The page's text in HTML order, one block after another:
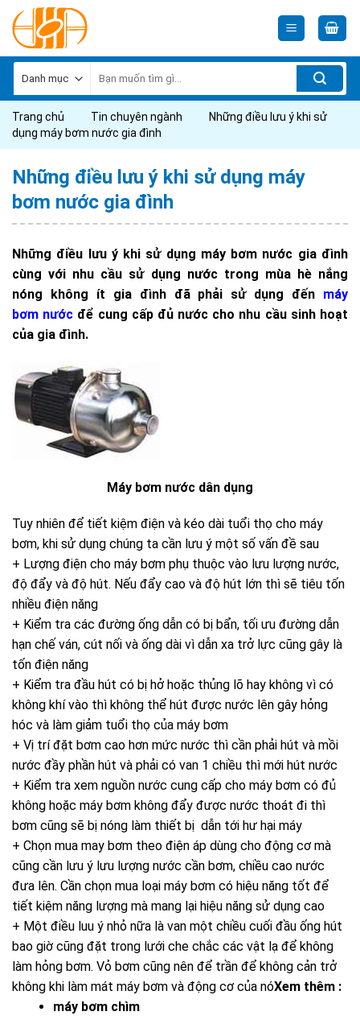
Skip
to
content
kiếm:
Trang chủ Tin chuyên ngành
Những điều lưu ý khi sử
dụng máy bơm nước gia đình
Những điều lưu ý khi sử dụng máy
bơm nước gia đình
Những điều lưu ý khi sử dụng máy bơm nước gia đình
cùng với nhu cầu sử dụng nước trong mùa hè nắng
nóng không ít gia đình đã phải sử dụng đến máy
bơm nước để cung cấp đủ nước cho nhu cầu sinh hoạt
của gia đình.
Máy bơm nước dân dụng
Tuy nhiên để tiết kiệm điện và kéo dài tuổi thọ cho máy
bơm, khi sử dụng chúng ta cần lưu ý một số vấn đề sau
+ Lượng điện cho máy bơm phụ thuộc vào lưu lượng nước,
độ đẩy và độ hút. Nếu đẩy cao và độ hút lớn thì sẽ tiêu tốn
nhiều điện năng
+ Kiểm tra các đường ống dẫn có bị bẩn, tối ưu đường dẫn
hạn chế ván, cút nối và ống dài vì dẫn xa trở lực cũng gây là
tốn điện năng
+ Kiểm tra đầu hút có bị hở hoặc thủng lõ hay không vì có
không khí vào thì không thể hút được nước lên gây hỏng
hóc và làm giảm tuổi thọ của máy bơm
+ Vị trí đặt bơm cao hơn mức nước thì cần phải hút và mồi
nước đầy phần hút và phải có van 1 chiều thì mới hút nước
+ Kiểm tra xem nguồn nước cung cấp cho máy bơm có đủ
không hoặc máy bơm không đẩy được nước thoát đi thì
bơm cũng sẽ bị nóng làm thiết bị dẫn tới hư hại máy
+ Chọn mua may bơm theo điện áp dùng cho động cơ mà
cũng cần lưu ý lưu lượng nước cần bơm, chiều cao nước
đưa lên. Cần chọn mua loại máy bơm có hiệu năng tốt để
tiết kiệm năng lượng mà mang lại hiệu năng sử dụng cao
+ Một điều luu ý nhỏ nữa là van một chiều cuối đầu ống hút
bao giờ cũng đặt trong lưới che chắc các vật lạ để không
làm hỏng bơm. Vỏ bơm cũng nên để trần để không cản trở
không khi làm mát máy bơm và động cơ của nóXem thêm :
máy bơm chìm